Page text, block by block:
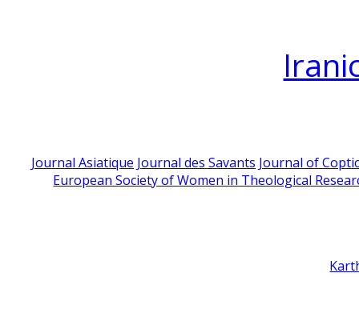
Journal Asiatique Journal des Savants Journal of
European Society of Women in Theological